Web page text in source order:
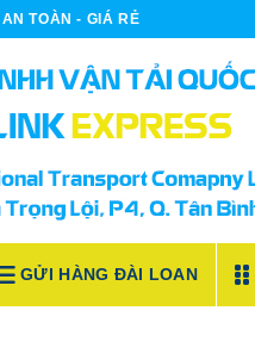
TOÀN - GIÁ RẺ
GỬI HÀNG ĐÀI LOAN